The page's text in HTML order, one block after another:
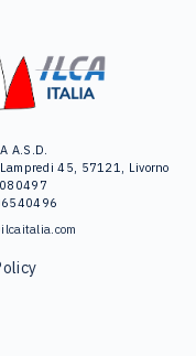
A.S.D.
45, 57121, Livorno